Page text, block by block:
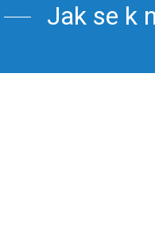
Jak se k